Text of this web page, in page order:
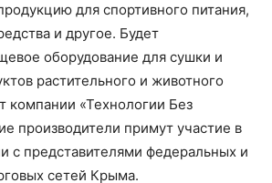
для спортивного питания,
и другое. Будет
оборудование для сушки и
растительного и животного
компании «Технологии Без
производители примут участие в
с представителями федеральных и
сетей Крыма.